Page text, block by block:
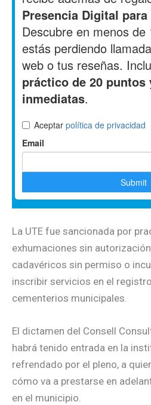
La UTE fue sancionada por
exhumaciones sin
cadavéricos sin permiso o
inscribir servicios en el
cementerios municipales.
El dictamen del Consell
habrá tenido entrada en la
refrendado por el pleno, a
cómo va a prestarse en
en el municipio.